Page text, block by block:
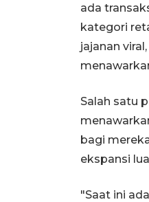
ada
kategori
jajanan
Salah satu
bagi
ekspansi
"Saat ini